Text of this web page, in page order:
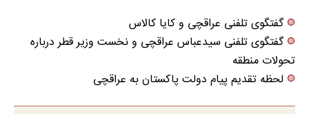
گفتگوی تلفنی عراقچی و کایا کالاس
گفتگوی تلفنی سیدعباس عراقچی و نخست وزیر قطر درباره
تحولات منطقه
لحظه تقدیم پیام دولت پاکستان به عراقچی